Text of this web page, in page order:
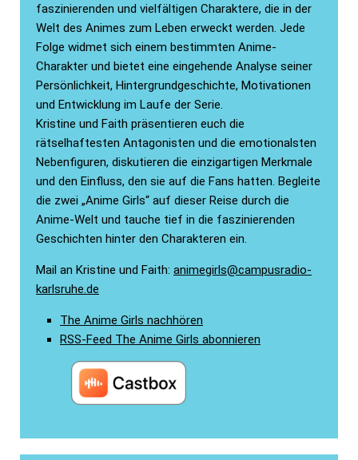
faszinierenden und vielfältigen Charaktere, die in der
Welt des Animes zum Leben erweckt werden. Jede
Folge widmet sich einem bestimmten Anime-
Charakter und bietet eine eingehende Analyse seiner
Persönlichkeit, Hintergrundgeschichte, Motivationen
und Entwicklung im Laufe der Serie.
Kristine und Faith präsentieren euch die
rätselhaftesten Antagonisten und die emotionalsten
Nebenfiguren, diskutieren die einzigartigen Merkmale
und den Einfluss, den sie auf die Fans hatten. Begleite
die zwei „Anime Girls“ auf dieser Reise durch die
Anime-Welt und tauche tief in die faszinierenden
Geschichten hinter den Charakteren ein.
Mail an Kristine und Faith: animegirls@campusradio-
karlsruhe.de
The Anime Girls nachhören
RSS-Feed The Anime Girls abonnieren